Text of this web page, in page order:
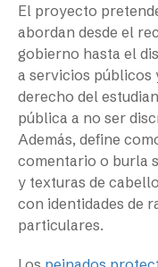
El proyecto
abordan desde el
gobierno hasta el
a servicios públicos
derecho del
pública a no ser
Además, define
comentario o burla
y texturas de
con identidades de
particulares.